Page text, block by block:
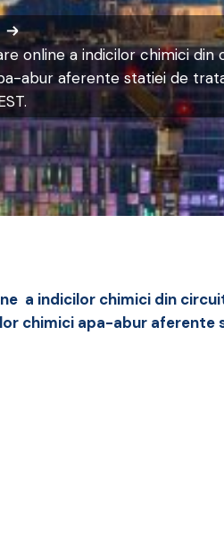
online a indicilor chimici din
abur aferente statiei de
a indicilor chimici din
chimici apa-abur aferente